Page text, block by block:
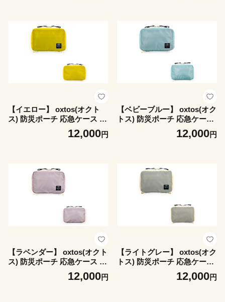
和牛 国産 能登牛ステーキ ふ
るさと納税ステーキ おすすめ
石川 羽咋 トキ 朱鷺 放鳥 能
登 復興支援 天狗中田本店 30
000円 3万円 三万円
防災用品 持ち運べる 旅行 ト
ラベル 普段使い 日常使い 便
利 実用性 ナイロンメッシュ
石川 能登 羽咋 災害 対策 支
援 備え 防災グッヅ 防災 リュ
ック に入る サイズ 応急 手当
【イエロー】 oxtos(オクト
ス) 防災ポーチ 応急ケース フ
ァーストエイドケース 【 Sサ
イズ 】 救急箱 救急バッグ 防
など防災用品 持ち運べる 旅
行 トラベル 普段使い 日常使
い 便利 実用性 ナイロンメッ
シュ 石川 能登 羽咋 災害 対
策 支援 備え 防災グッヅ 防災
リュック に入る サイズ 応急
12,000円
【ベビーブルー】 oxtos(オク
トス) 防災ポーチ 応急ケース
ファーストエイドケース 【 S
サイズ 】 救急箱 救急バッグ
など防災用品 持ち運べる 旅
行 トラベル 普段使い 日常使
い 便利 実用性 ナイロンメッ
シュ 石川 能登 羽咋 災害 対
策 支援 備え 防災グッヅ 防災
リュック に入る サイズ 応急
12,000円
【ラベンダー】 oxtos(オクト
ス) 防災ポーチ 応急ケース フ
ァーストエイドケース 【 Sサ
イズ 】 救急箱 救急バッグ 防
12,000円
【ライトグレー】 oxtos(オク
トス) 防災ポーチ 応急ケース
ファーストエイドケース 【 S
サイズ 】 救急箱 救急バッグ
12,000円